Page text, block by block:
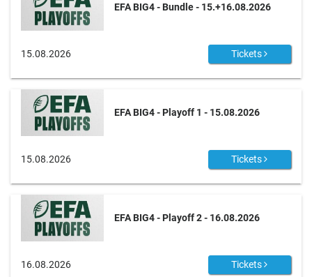
EFA BIG4 - Bundle - 15.+16.08.2026
15.08.2026 Tickets
EFA BIG4 - Playoff 1 - 15.08.2026
15.08.2026 Tickets
EFA BIG4 - Playoff 2 - 16.08.2026
16.08.2026 Tickets